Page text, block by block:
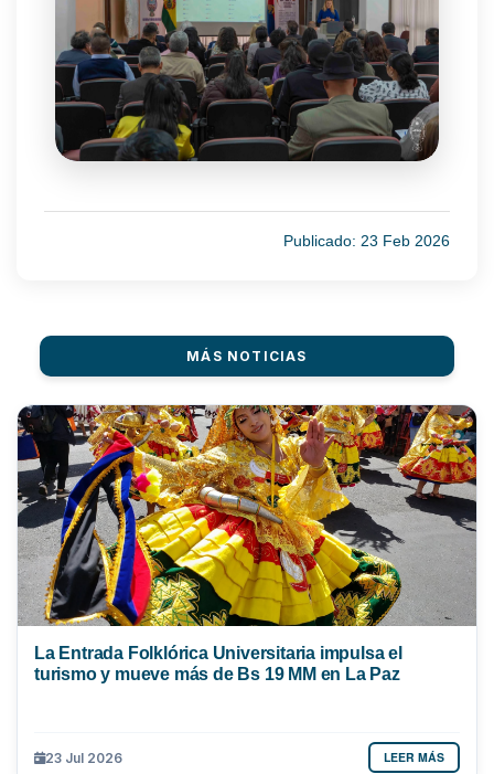
Publicado: 23 Feb 2026
MÁS NOTICIAS
La Entrada Folklórica Universitaria impulsa el
turismo y mueve más de Bs 19 MM en La Paz
23 Jul 2026 LEER MÁS